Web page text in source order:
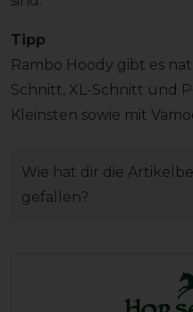
Tipp
Rambo Hoody gibt es
Schnitt, XL-Schnitt und
Kleinsten sowie mit
Wie hat dir die
gefallen?